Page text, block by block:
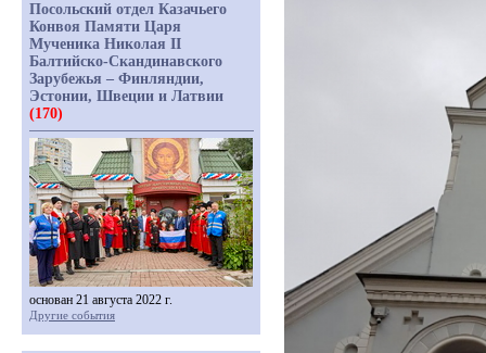
Посольский отдел Казачьего
Конвоя Памяти Царя
Мученика Николая II
Балтийско-Скандинавского
Зарубежья – Финляндии,
Эстонии, Швеции и Латвии
(170)
основан 21 августа 2022 г.
Другие события